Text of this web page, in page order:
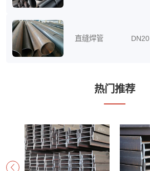
直缝焊管 DN20
热门推荐